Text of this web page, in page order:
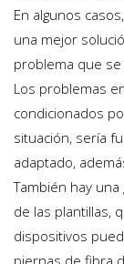
En algunos
una mejor
problema que
Los problemas
condicionados
situación, sería
adaptado,
También hay
de las plantillas,
dispositivos
piernas de fibra